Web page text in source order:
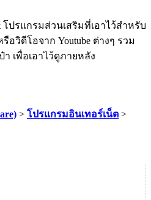
ปรแกรมส่วนเสริมที่เอาไว้สำหรับ
อวิดีโอจาก Youtube ต่างๆ รวม
า เพื่อเอาไว้ดูภายหลัง
> โปรแกรมอินเทอร์เน็ต >